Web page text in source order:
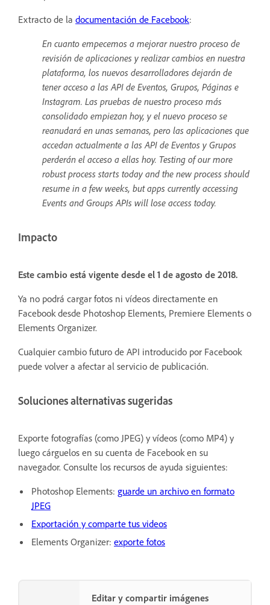
Extracto de la documentación de Facebook:
En cuanto empecemos a mejorar nuestro proceso de
revisión de aplicaciones y realizar cambios en nuestra
plataforma, los nuevos desarrolladores dejarán de
tener acceso a las API de Eventos, Grupos, Páginas e
Instagram. Las pruebas de nuestro proceso más
consolidado empiezan hoy, y el nuevo proceso se
reanudará en unas semanas, pero las aplicaciones que
accedan actualmente a las API de Eventos y Grupos
perderán el acceso a ellas hoy. Testing of our more
robust process starts today and the new process should
resume in a few weeks, but apps currently accessing
Events and Groups APIs will lose access today.
Impacto
Este cambio está vigente desde el 1 de agosto de 2018.
Ya no podrá cargar fotos ni vídeos directamente en
Facebook desde Photoshop Elements, Premiere Elements o
Elements Organizer.
Cualquier cambio futuro de API introducido por Facebook
puede volver a afectar al servicio de publicación.
Soluciones alternativas sugeridas
Exporte fotografías (como JPEG) y vídeos (como MP4) y
luego cárguelos en su cuenta de Facebook en su
navegador. Consulte los recursos de ayuda siguientes:
Photoshop Elements: guarde un archivo en formato
JPEG
Exportación y comparte tus videos
Elements Organizer: exporte fotos
Editar y compartir imágenes